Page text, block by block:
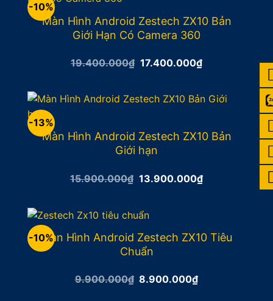
-10%
Màn Hình Android Zestech ZX10 Bản
Giới Hạn Có Camera 360
19.400.000₫ Giá
19.400.000₫.
17.400.000₫Giá
hiện
17.400.000₫.
-13%
Màn Hình Android Zestech ZX10 Bản
Giới hạn
15.900.000₫ Giá
13.900.000₫Giá
hiện
-10%Màn Hình Android Zestech ZX10 Tiêu
Chuẩn
9.900.000₫ Giá
8.900.000₫Giá